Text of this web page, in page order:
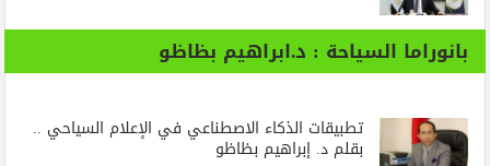
بانوراما السياحة : د.ابراهيم بظاظو
تطبيقات الذكاء الاصطناعي في الإعلام السياحي ..
بقلم د. إبراهيم بظاظو